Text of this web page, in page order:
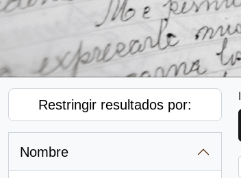
Restringir resultados por:
Nombre